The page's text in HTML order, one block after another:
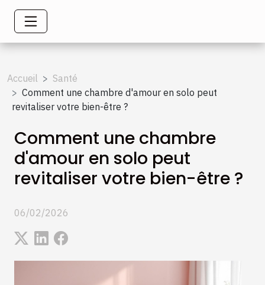
Accueil
Santé
Comment une chambre d'amour en solo peut
revitaliser votre bien-être ?
Comment une chambre
d'amour en solo peut
revitaliser votre bien-être ?
06/02/2026